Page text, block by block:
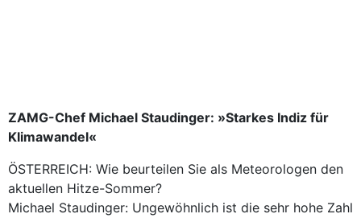
ZAMG-Chef Michael Staudinger: »Starkes Indiz für
Klimawandel«
ÖSTERREICH: Wie beurteilen Sie als Meteorologen den
aktuellen Hitze-Sommer?
Michael Staudinger: Ungewöhnlich ist die sehr hohe Zahl